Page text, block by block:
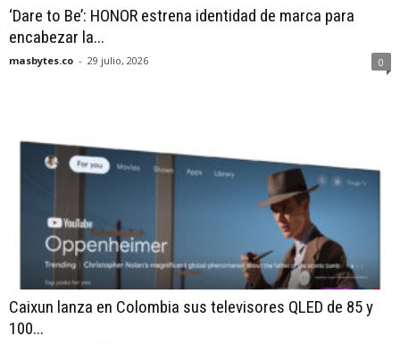
‘Dare to Be’: HONOR estrena identidad de marca para
encabezar la...
masbytes.co - 29 julio, 2026 0
Caixun lanza en Colombia sus televisores QLED de 85 y
100...